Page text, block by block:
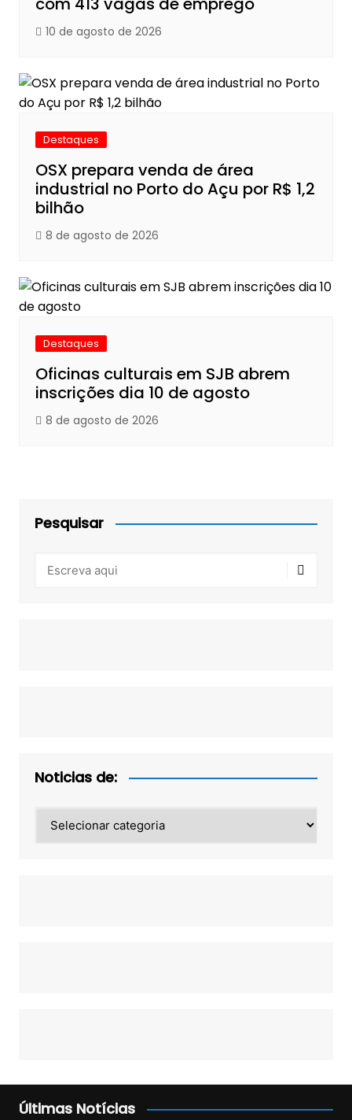
10 de agosto de 2026
Destaques
OSX prepara venda de área
industrial no Porto do Açu por R$ 1,2
bilhão
8 de agosto de 2026
Destaques
Oficinas culturais em SJB abrem
inscrições dia 10 de agosto
8 de agosto de 2026
Pesquisar
Noticias de:
de:
Últimas Notícias